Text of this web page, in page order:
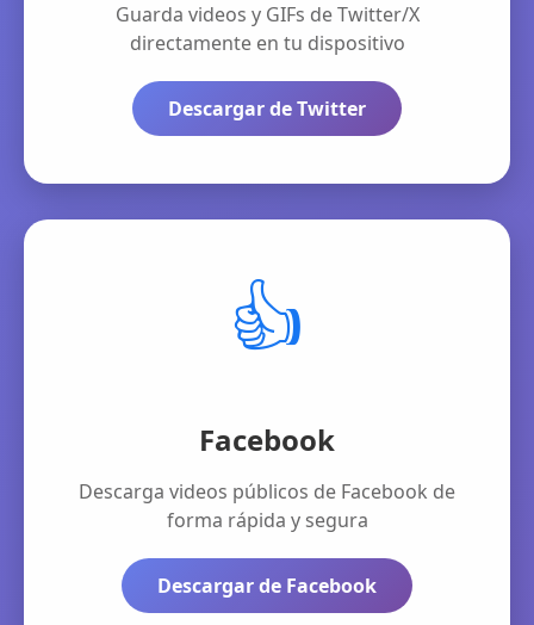
Guarda videos y GIFs de Twitter/X
directamente en tu dispositivo
Descargar de Twitter
👍
Facebook
Descarga videos públicos de Facebook de
forma rápida y segura
Descargar de Facebook